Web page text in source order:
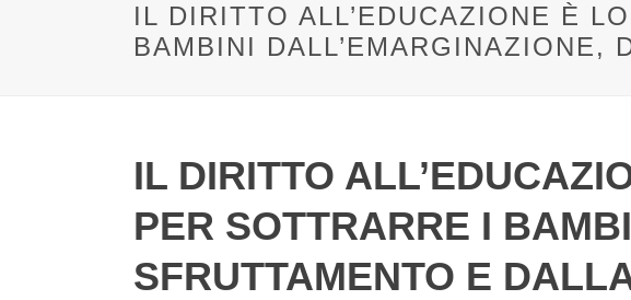
IL DIRITTO ALL’EDUCAZIONE È
BAMBINI DALL’EMARGINAZIONE,
IL DIRITTO
PER SOTTRARRE I
SFRUTTAMENTO E